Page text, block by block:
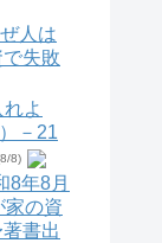
人は
失敗
よ
－21
8)
8年8月
家の資
書出